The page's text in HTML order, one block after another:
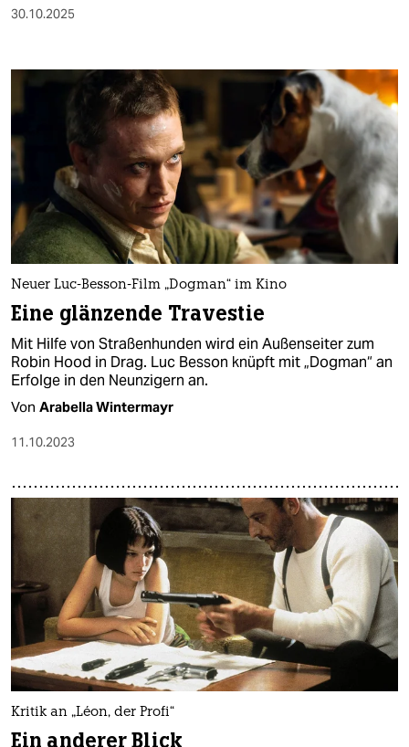
fragen & hilfe
genossenschaft
epaper login
30.10.2025
Neuer Luc-Besson-Film „Dogman“ im Kino
Eine glänzende Travestie
Mit Hilfe von Straßenhunden wird ein Außenseiter zum
Robin Hood in Drag. Luc Besson knüpft mit „Dogman“ an
Erfolge in den Neunzigern an.
Von Arabella Wintermayr
11.10.2023
Kritik an „Léon, der Profi“
Ein anderer Blick